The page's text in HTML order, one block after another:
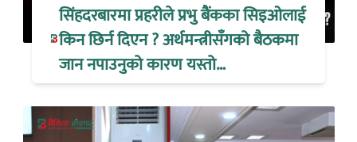
सिंहदरबारमा प्रहरीले प्रभु बैंकका सिइओलाई
किन छिर्न दिएन ? अर्थमन्त्रीसँगको बैठकमा
जान नपाउनुको कारण यस्तो…